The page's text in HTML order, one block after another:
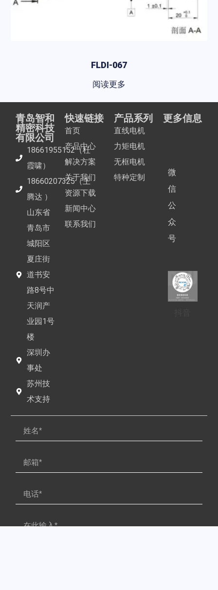
FLDI-067
阅读更多
青岛智和
精密科技
有限公司
18661955152（杜
霞啸）
18660207325（王
腾达 ）
山东省
青岛市
城阳区
夏庄街
道书安
路8号中
天润产
业园1号
楼
深圳办
事处
苏州技
术支持
快速链接
首页
产品中心
解决方案
关于我们
资源下载
新闻中心
联系我们
产品系列
直线电机
力矩电机
无框电机
特种定制
更多信息
微
信
公
众
号